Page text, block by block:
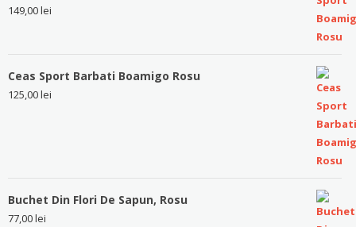
Evaluat la
5.00stele
149,00lei
Ceas Sport Barbati Boamigo Rosu
125,00lei
Buchet Din Flori De Sapun, Rosu
77,00lei